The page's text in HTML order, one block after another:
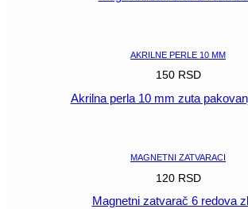
AKRILNE PERLE 10 MM
150 RSD
Akrilna perla 10 mm zuta
MAGNETNI ZATVARACI
120 RSD
Magnetni zatvarač 6 redova